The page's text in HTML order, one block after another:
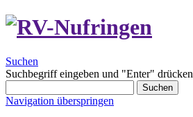
Suchen
Suchbegriff eingeben und "Enter" drücken
Suchen
Navigation überspringen